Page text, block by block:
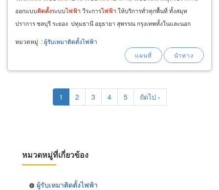
ออกแบบติดตั้งระบบไฟฟ้า วีระการไฟฟ้า ให้บริการทั่วทุกพื้นที่ ทั้งสมุท
ปราการ ชลบุรี ระยอง ปทุมธานี อยุธายา สุพรรณ กรุงเทพทั้งในและนอก
หมวดหมู่ :ผู้รับเหมาติดตั้งไฟฟ้า
Pagination Current
page
1 Page
2 Page
3 Page
4 Page
5
Next
page
ถัดไป ›
หมวดหมู่ที่เกี่ยวข้อง
ผู้รับเหมาติดตั้งไฟฟ้า